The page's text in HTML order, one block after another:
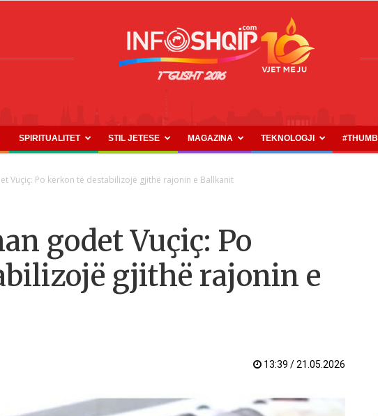
INFOSHQIP.COM
SPIRITUALITET STIL JETESE MAGAZINA TEKNOLOGJI #THUMB
Vuçiç: Po kërkon të destabilizojë gjithë rajonin e Ballkanit
godet Vuçiç: Po
gjithë rajonin e
13:39 / 21.05.2026